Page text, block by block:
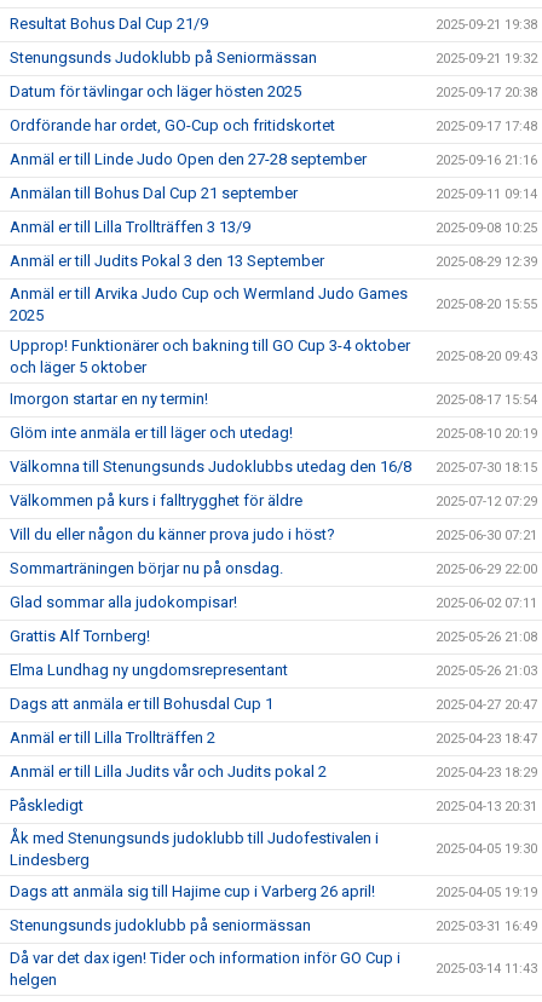
Resultat Bohus Dal Cup 21/9 2025-09-21 19:38
Stenungsunds Judoklubb på Seniormässan 2025-09-21 19:32
Datum för tävlingar och läger hösten 2025 2025-09-17 20:38
Ordförande har ordet, GO-Cup och fritidskortet 2025-09-17 17:48
Anmäl er till Linde Judo Open den 27-28 september 2025-09-16 21:16
Anmälan till Bohus Dal Cup 21 september 2025-09-11 09:14
Anmäl er till Lilla Trollträffen 3 13/9 2025-09-08 10:25
Anmäl er till Judits Pokal 3 den 13 September 2025-08-29 12:39
Anmäl er till Arvika Judo Cup och Wermland Judo Games
2025
2025-08-20 15:55
Upprop! Funktionärer och bakning till GO Cup 3-4 oktober
och läger 5 oktober
2025-08-20 09:43
Imorgon startar en ny termin! 2025-08-17 15:54
Glöm inte anmäla er till läger och utedag! 2025-08-10 20:19
Välkomna till Stenungsunds Judoklubbs utedag den 16/8 2025-07-30 18:15
Välkommen på kurs i falltrygghet för äldre 2025-07-12 07:29
Vill du eller någon du känner prova judo i höst? 2025-06-30 07:21
Sommarträningen börjar nu på onsdag. 2025-06-29 22:00
Glad sommar alla judokompisar! 2025-06-02 07:11
Grattis Alf Tornberg! 2025-05-26 21:08
Elma Lundhag ny ungdomsrepresentant 2025-05-26 21:03
Dags att anmäla er till Bohusdal Cup 1 2025-04-27 20:47
Anmäl er till Lilla Trollträffen 2 2025-04-23 18:47
Anmäl er till Lilla Judits vår och Judits pokal 2 2025-04-23 18:29
Påskledigt 2025-04-13 20:31
Åk med Stenungsunds judoklubb till Judofestivalen i
Lindesberg
2025-04-05 19:30
Dags att anmäla sig till Hajime cup i Varberg 26 april! 2025-04-05 19:19
Stenungsunds judoklubb på seniormässan 2025-03-31 16:49
Då var det dax igen! Tider och information inför GO Cup i
helgen
2025-03-14 11:43